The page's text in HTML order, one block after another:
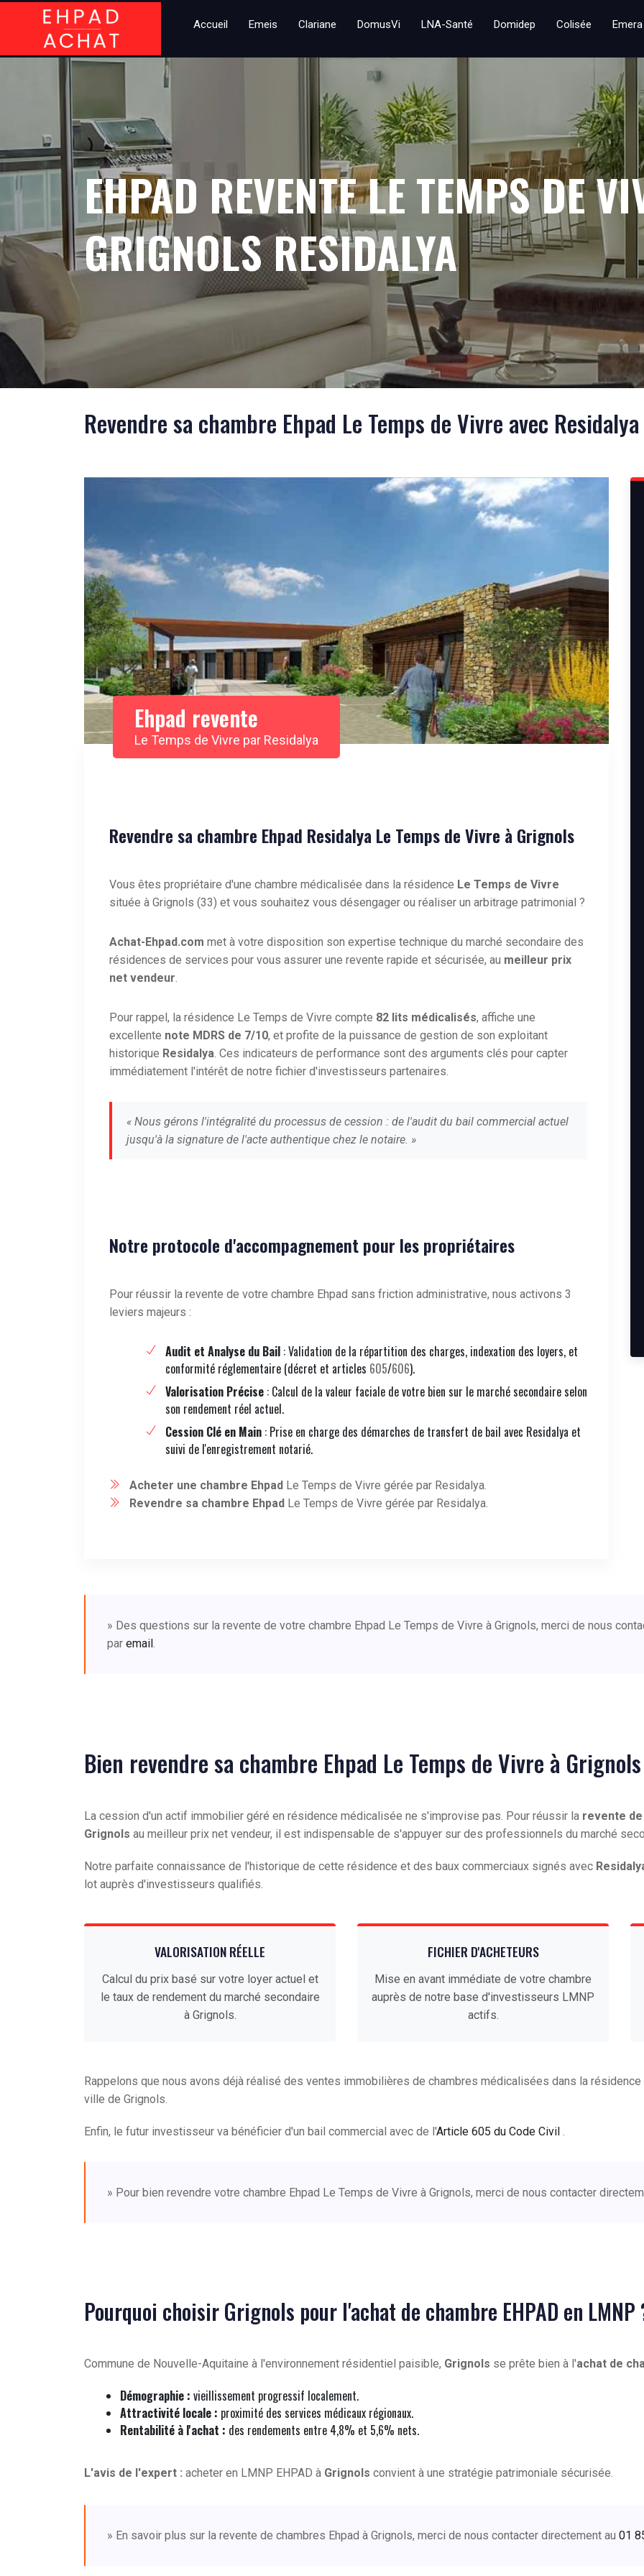
Accueil Emeis Clariane DomusVi LNA-Santé Domidep Colisée Emera
EHPAD REVENTE LE TEMPS DE
GRIGNOLS RESIDALYA
Revendre sa chambre Ehpad Le Temps de Vivre avec Residalya
Ehpad revente
Le Temps de Vivre par Residalya
Revendre sa chambre Ehpad Residalya Le Temps de Vivre à Grignols
Vous êtes propriétaire d'une chambre médicalisée dans la résidence Le Temps de Vivre
située à Grignols (33) et vous souhaitez vous désengager ou réaliser un arbitrage patrimonial ?
Achat-Ehpad.com met à votre disposition son expertise technique du marché secondaire des
résidences de services pour vous assurer une revente rapide et sécurisée, au meilleur prix
net vendeur.
Pour rappel, la résidence Le Temps de Vivre compte 82 lits médicalisés, affiche une
excellente note MDRS de 7/10, et profite de la puissance de gestion de son exploitant
historique Residalya. Ces indicateurs de performance sont des arguments clés pour capter
immédiatement l'intérêt de notre fichier d'investisseurs partenaires.
« Nous gérons l'intégralité du processus de cession : de l'audit du bail commercial actuel
jusqu'à la signature de l'acte authentique chez le notaire. »
Notre protocole d'accompagnement pour les propriétaires
Pour réussir la revente de votre chambre Ehpad sans friction administrative, nous activons 3
leviers majeurs :
Audit et Analyse du Bail : Validation de la répartition des charges, indexation des loyers, et
conformité réglementaire (décret et articles 605/606).
Valorisation Précise : Calcul de la valeur faciale de votre bien sur le marché secondaire selon
son rendement réel actuel.
Cession Clé en Main : Prise en charge des démarches de transfert de bail avec Residalya et
suivi de l'enregistrement notarié.
Acheter une chambre Ehpad Le Temps de Vivre gérée par Residalya.
Revendre sa chambre Ehpad Le Temps de Vivre gérée par Residalya.
» Des questions sur la revente de votre chambre Ehpad Le Temps de Vivre à Grignols, merci de nous
par email .
Bien revendre sa chambre Ehpad Le Temps de Vivre à Grignols
La cession d'un actif immobilier géré en résidence médicalisée ne s'improvise pas. Pour réussir la revente de
Grignols au meilleur prix net vendeur, il est indispensable de s'appuyer sur des professionnels du marché
Notre parfaite connaissance de l'historique de cette résidence et des baux commerciaux signés avec
lot auprès d'investisseurs qualifiés.
VALORISATION RÉELLE
Calcul du prix basé sur votre loyer actuel et
le taux de rendement du marché secondaire
à Grignols.
FICHIER D'ACHETEURS
Mise en avant immédiate de votre chambre
auprès de notre base d'investisseurs LMNP
actifs.
Rappelons que nous avons déjà réalisé des ventes immobilières de chambres médicalisées dans la
ville de Grignols.
Enfin, le futur investisseur va bénéficier d'un bail commercial avec de l'Article 605 du Code Civil .
» Pour bien revendre votre chambre Ehpad Le Temps de Vivre à Grignols, merci de nous contacter
Pourquoi choisir Grignols pour l'achat de chambre EHPAD en LMNP
Commune de Nouvelle-Aquitaine à l'environnement résidentiel paisible, Grignols se prête bien à l'achat de
Démographie : vieillissement progressif localement.
Attractivité locale : proximité des services médicaux régionaux.
Rentabilité à l'achat : des rendements entre 4,8% et 5,6% nets.
L'avis de l'expert : acheter en LMNP EHPAD à Grignols convient à une stratégie patrimoniale sécurisée.
» En savoir plus sur la revente de chambres Ehpad à Grignols, merci de nous contacter directement au 01